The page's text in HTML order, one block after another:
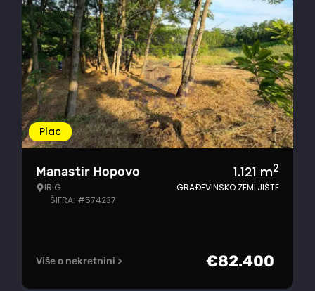
Plac
Manastir Hopovo
IRIG
ŠIFRA: #574237
1.121 m2
GRAĐEVINSKO ZEMLJIŠTE
Više o nekretnini > €82.400